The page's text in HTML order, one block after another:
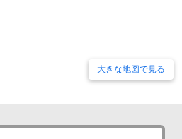
大きな地図で見る